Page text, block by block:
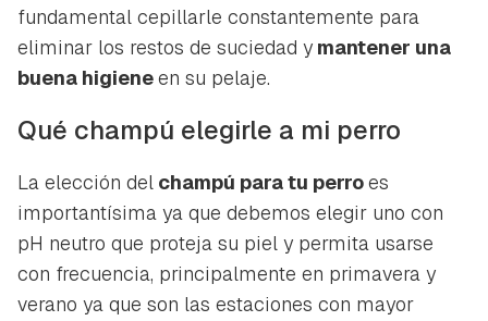
fundamental cepillarle constantemente para
eliminar los restos de suciedad y mantener una
buena higieneen su pelaje.
Qué champú elegirle a mi perro
La elección del champú para tu perroes
importantísima ya que debemos elegir uno con
pH neutro que proteja su piel y permita usarse
con frecuencia, principalmente en primavera y
verano ya que son las estaciones con mayor